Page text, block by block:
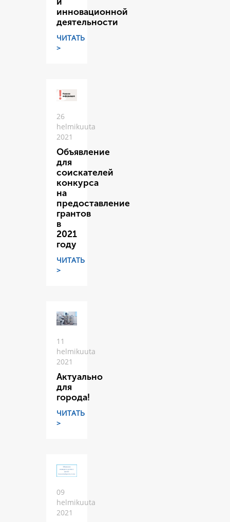
инновационной
деятельности
ЧИТАТЬ
>
26
helmikuuta
2021
Объявление
для
соискателей
конкурса
на
предоставление
грантов
в
2021
году
ЧИТАТЬ
>
11
helmikuuta
2021
Актуально
для
города!
ЧИТАТЬ
>
09
helmikuuta
2021